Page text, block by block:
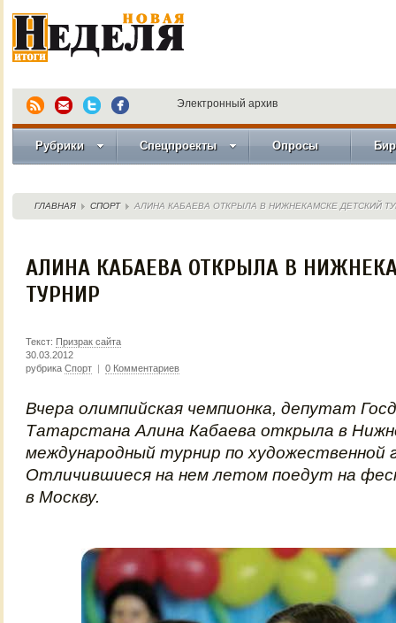
Электронный архив
Рубрики Спецпроекты Опросы
ГЛАВНАЯ СПОРТ АЛИНА КАБАЕВА ОТКРЫЛА В НИЖНЕКАМСКЕ ДЕТСКИЙ
АЛИНА КАБАЕВА ОТКРЫЛА В
ТУРНИР
Текст: Призрак сайта
30.03.2012
рубрика Спорт | 0 Комментариев
Вчера олимпийская чемпионка, депутат
Татарстана Алина Кабаева открыла в
международный турнир по художественной
Отличившиеся на нем летом поедут на
в Москву.